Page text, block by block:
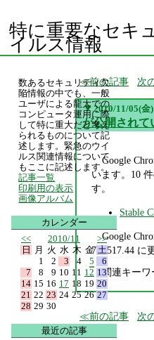
特に重要なセキ
イルス情報
前の記事 次
▼ 2010/11/05(金)
が公開されて
Google
います。10
す。
Stable
Google
7.0.517.44 に
関連キーワ
前の記事 次
数あるセキュリティ欠
陥情報の中でも、一般
ユーザによる龍大での
コンピュータ運用に際
して特に重大だと考え
られるものについて記
述します。緊急のウイ
ルス関連情報について
もここに記述します。
記事一覧
印刷用の表示
画像アルバム
カレンダー
<<
2010/11
>>
日
月 火 水 木 金 土
1
2 3 4 5
6
7
8 9 10 11 12 13
14 15 16 17 18 19 20
21 22 23 24 25 26 27
28 29 30
最近の記事